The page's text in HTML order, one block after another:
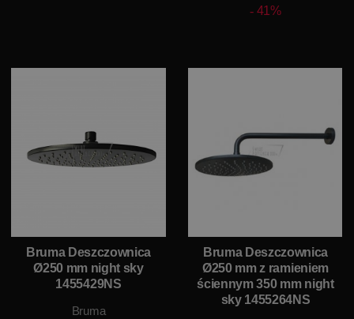
41%
Bruma Deszczownica
Ø250 mm night sky
1455429NS
Bruma
Bruma Deszczownica
Ø250 mm z ramieniem
ściennym 350 mm night
sky 1455264NS